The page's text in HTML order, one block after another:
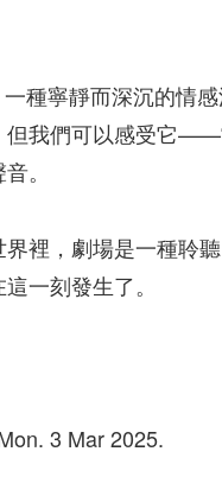
種寧靜而深沉的情感
但我們可以感受它
。
裡，劇場是一種聆
一刻發生了。
3 Mar 2025.